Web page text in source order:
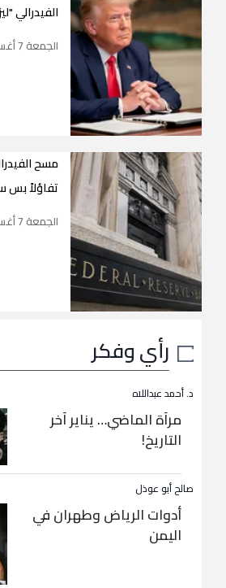
الفيدرالي
الجمعة 7 أغسطس 2026 22:12:46
مسح
تفاؤلاً
الجمعة 7 أغسطس 2026 21:53:30
رأي وفكر
د. أحمد عبداللاه
مرآة الماضي… يناير آخر
التاريخ!
صالح أبو عوذل
أدوات الرياض وطهران في
اليمن